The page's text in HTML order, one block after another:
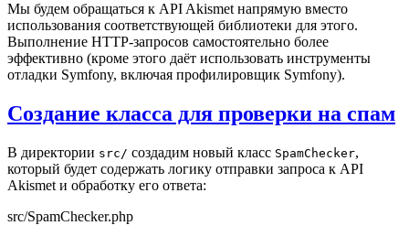
Мы будем обращаться к API Akismet напрямую вместо
использования соответствующей библиотеки для этого.
Выполнение HTTP-запросов самостоятельно более
эффективно (кроме этого даёт использовать инструменты
отладки Symfony, включая профилировщик Symfony).
Создание класса для проверки на спам
В директории src/ создадим новый класс SpamChecker,
который будет содержать логику отправки запроса к API
Akismet и обработку его ответа:
src/SpamChecker.php